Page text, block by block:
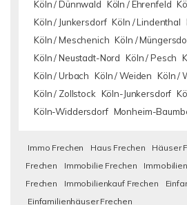
Köln / Dünnwald Köln / Ehrenfeld
Köln / Junkersdorf Köln / Lindenthal
Köln / Meschenich Köln /
Köln / Neustadt-Nord Köln / Pesch
Köln / Urbach Köln / Weiden Köln /
Köln / Zollstock Köln-Junkersdorf
Köln-Widdersdorf Monheim-
Immo Frechen Haus Frechen Häuser
Frechen
Immobilie Frechen
Frechen
Immobilienkauf Frechen
Einfamilienhäuser Frechen